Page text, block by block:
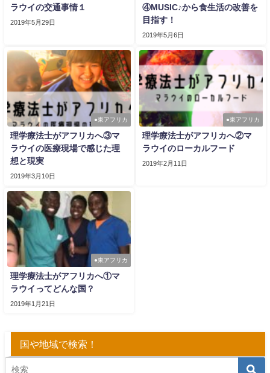
ラウイの交通事情１
2019年5月29日
④MUSIC♪から食生活の改善を
目指す！
2019年5月6日
●東アフリカ
理学療法士がアフリカへ③マ
ラウイの医療現場で感じた理
想と現実
2019年3月10日
●東アフリカ
理学療法士がアフリカへ②マ
ラウイのローカルフード
2019年2月11日
●東アフリカ
理学療法士がアフリカへ①マ
ラウイってどんな国？
2019年1月21日
国や地域で検索！